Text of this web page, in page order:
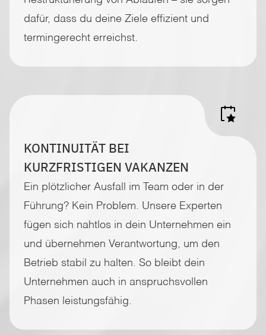
dafür, dass du deine Ziele effizient und
termingerecht erreichst.
KONTINUITÄT BEI
KURZFRISTIGEN VAKANZEN
Ein plötzlicher Ausfall im Team oder in der
Führung? Kein Problem. Unsere Experten
fügen sich nahtlos in dein Unternehmen ein
und übernehmen Verantwortung, um den
Betrieb stabil zu halten. So bleibt dein
Unternehmen auch in anspruchsvollen
Phasen leistungsfähig.